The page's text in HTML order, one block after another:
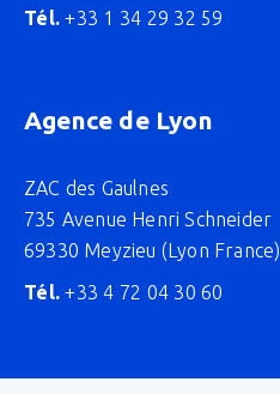
Tél. +33 1 34 29 32 59
Agence de Lyon
ZAC des Gaulnes
735 Avenue Henri Schneider
69330 Meyzieu (Lyon France)
Tél. +33 4 72 04 30 60